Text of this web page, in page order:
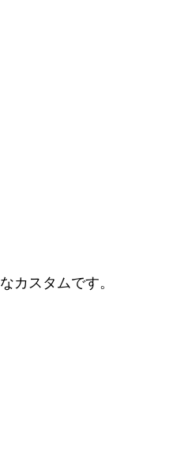
カスタムです。